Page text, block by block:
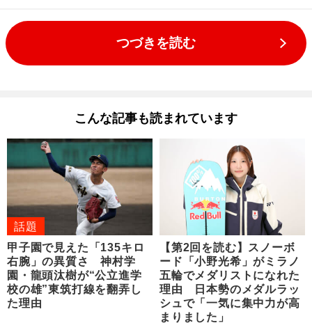
つづきを読む
こんな記事も読まれています
話題
甲子園で見えた「135キロ
右腕」の異質さ 神村学
園・龍頭汰樹が“公立進学
校の雄”東筑打線を翻弄し
た理由
【第2回を読む】スノーボ
ード「小野光希」がミラノ
五輪でメダリストになれた
理由 日本勢のメダルラッ
シュで「一気に集中力が高
まりました」